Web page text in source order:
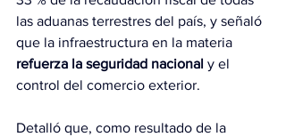
las aduanas terrestres del país, y señaló
que la infraestructura en la materia
refuerza la seguridad nacional y el
control del comercio exterior.
Detalló que, como resultado de la